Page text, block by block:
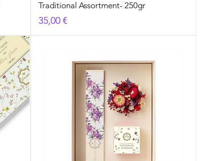
Traditional Assortment- 250gr
Prezzo
35,00 €